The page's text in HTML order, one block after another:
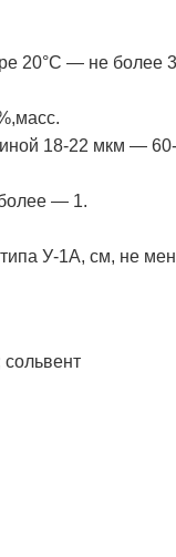
20°С — не более
18-22 мкм — 60-
— 1.
типа У-1А, см, не
сольвент